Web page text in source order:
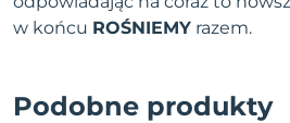
w końcu ROŚNIEMY razem.
Podobne produkty